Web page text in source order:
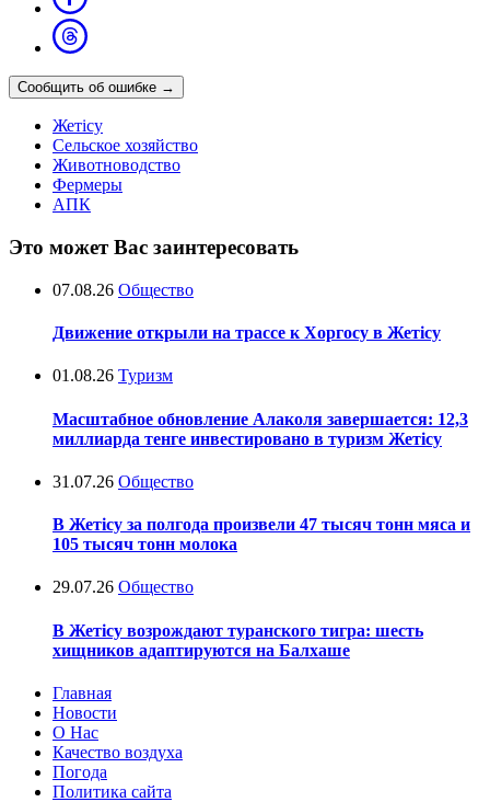
Сообщить об ошибке →
Жетісу
Сельское хозяйство
Животноводство
Фермеры
АПК
Это может Вас заинтересовать
07.08.26 Общество
Движение открыли на трассе к Хоргосу в Жетісу
01.08.26 Туризм
Масштабное обновление Алаколя завершается: 12,3
миллиарда тенге инвестировано в туризм Жетісу
31.07.26 Общество
В Жетісу за полгода произвели 47 тысяч тонн мяса и
105 тысяч тонн молока
29.07.26 Общество
В Жетісу возрождают туранского тигра: шесть
хищников адаптируются на Балхаше
Главная
Новости
О Нас
Качество воздуха
Погода
Политика сайта